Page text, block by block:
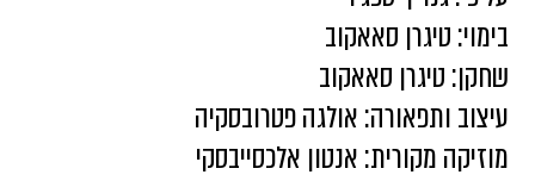
בימוי: טיגרן סאאקוב
שחקן: טיגרן סאאקוב
עיצוב ותפאורה: אולגה פטרובסקיה
מוזיקה מקורית: אנטון אלכסייבסקי